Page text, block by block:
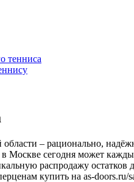
тенниса
области – рационально,
в Москве сегодня может
распродажу остатков
купить на as-doors.ru/